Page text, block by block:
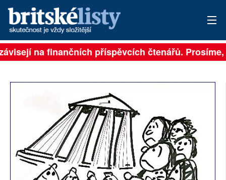
PŘIHLÁSIT
ROZHOVORY
TÉMATA
NEJČTENĚJŠÍ ZA 7 DNÍ
na finančních příspěvcích čtenářů. Prosíme,